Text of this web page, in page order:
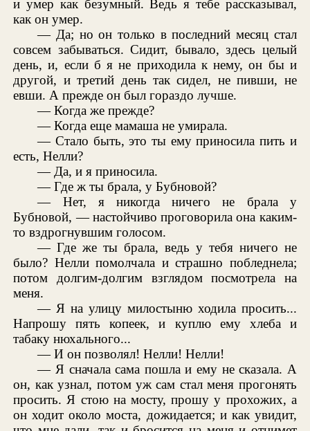
и умер как безумный. Ведь я тебе рассказывал,
как он умер.
— Да; но он только в последний месяц стал
совсем забываться. Сидит, бывало, здесь целый
день, и, если б я не приходила к нему, он бы и
другой, и третий день так сидел, не пивши, не
евши. А прежде он был гораздо лучше.
— Когда же прежде?
— Когда еще мамаша не умирала.
— Стало быть, это ты ему приносила пить и
есть, Нелли?
— Да, и я приносила.
— Где ж ты брала, у Бубновой?
— Нет, я никогда ничего не брала у
Бубновой, — настойчиво проговорила она каким-
то вздрогнувшим голосом.
— Где же ты брала, ведь у тебя ничего не
было? Нелли помолчала и страшно побледнела;
потом долгим-долгим взглядом посмотрела на
меня.
— Я на улицу милостыню ходила просить...
Напрошу пять копеек, и куплю ему хлеба и
табаку нюхального...
— И он позволял! Нелли! Нелли!
— Я сначала сама пошла и ему не сказала. А
он, как узнал, потом уж сам стал меня прогонять
просить. Я стою на мосту, прошу у прохожих, а
он ходит около моста, дожидается; и как увидит,